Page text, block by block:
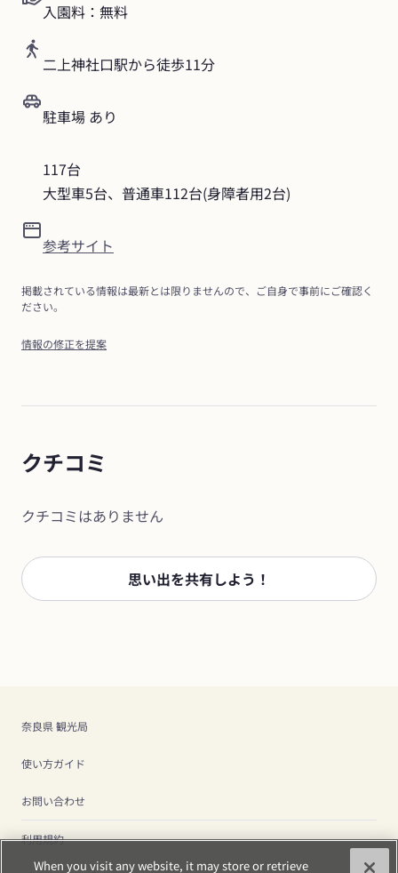
入園料：無料
二上神社口駅から徒歩11分
駐車場 あり
117台
大型車5台、普通車112台(身障者用2台)
参考サイト
掲載されている情報は最新とは限りませんので、ご自身で事前にご確認く
ださい。
情報の修正を提案
クチコミ
クチコミはありません
思い出を共有しよう！
奈良県 観光局
使い方ガイド
お問い合わせ
利用規約
When you visit any website, it may store or retrieve